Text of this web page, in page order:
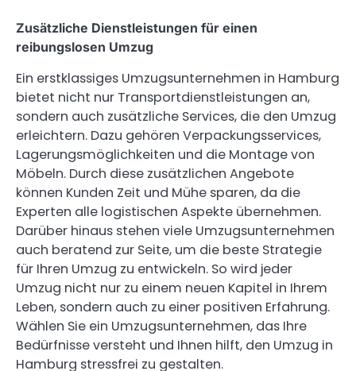
Zusätzliche Dienstleistungen für einen
reibungslosen Umzug
Ein erstklassiges Umzugsunternehmen in Hamburg
bietet nicht nur Transportdienstleistungen an,
sondern auch zusätzliche Services, die den Umzug
erleichtern. Dazu gehören Verpackungsservices,
Lagerungsmöglichkeiten und die Montage von
Möbeln. Durch diese zusätzlichen Angebote
können Kunden Zeit und Mühe sparen, da die
Experten alle logistischen Aspekte übernehmen.
Darüber hinaus stehen viele Umzugsunternehmen
auch beratend zur Seite, um die beste Strategie
für Ihren Umzug zu entwickeln. So wird jeder
Umzug nicht nur zu einem neuen Kapitel in Ihrem
Leben, sondern auch zu einer positiven Erfahrung.
Wählen Sie ein Umzugsunternehmen, das Ihre
Bedürfnisse versteht und Ihnen hilft, den Umzug in
Hamburg stressfrei zu gestalten.